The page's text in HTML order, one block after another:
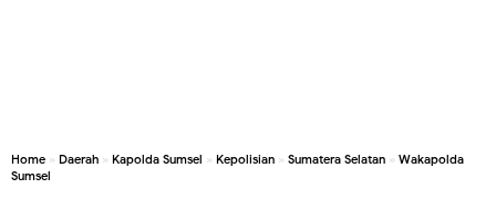
Home » Daerah » Kapolda Sumsel » Kepolisian » Sumatera Selatan » Wakapolda
Sumsel